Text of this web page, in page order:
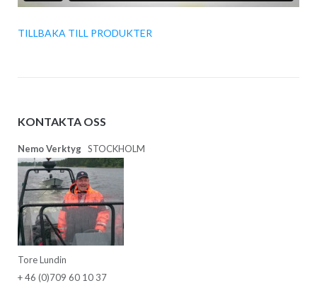
TILLBAKA TILL PRODUKTER
KONTAKTA OSS
Nemo Verktyg STOCKHOLM
Tore Lundin
+ 46 (0)709 60 10 37